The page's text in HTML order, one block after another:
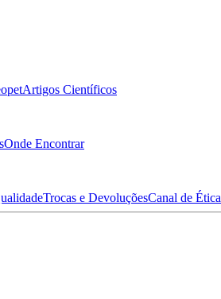
Artigos Científicos
Onde Encontrar
Trocas e DevoluçõesCanal de Ética